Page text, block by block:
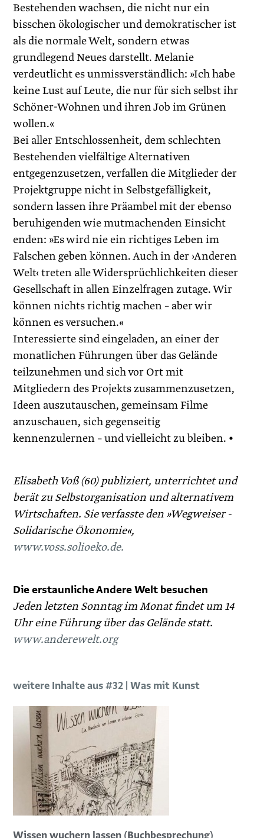
Bestehenden wachsen, die nicht nur ein
bisschen ökologischer und demokratischer ist
als die normale Welt, sondern etwas
grundlegend Neues darstellt. Melanie
verdeutlicht es unmissverständlich: »Ich habe
keine Lust auf Leute, die nur für sich selbst ihr
Schöner-Wohnen und ihren Job im Grünen
wollen.«
Bei aller Entschlossenheit, dem schlechten
Bestehenden vielfältige Alter­nativen
entgegenzusetzen, verfallen die Mitglieder der
Projektgruppe nicht in Selbstgefälligkeit,
sondern lassen ihre Präambel mit der ebenso
beruhigenden wie mutmachenden Einsicht
enden: »Es wird nie ein richtiges Leben im
Falschen geben können. Auch in der ›Anderen
Welt‹ treten alle Widersprüchlichkeiten dieser
Gesellschaft in allen Einzelfragen zutage. Wir
können nichts richtig machen – aber wir
können es versuchen.«
Interessierte sind eingeladen, an einer der
monatlichen Führungen über das Gelände
teilzunehmen und sich vor Ort mit
Mitgliedern des Projekts zusammenzusetzen,
Ideen auszutauschen, gemeinsam Filme
anzuschauen, sich gegenseitig
kennenzulernen – und vielleicht zu bleiben. •
Elisabeth Voß (60) publiziert, unterrichtet und
berät zu Selbstorganisation und alternativem
Wirtschaften. Sie verfasste den »Wegweiser ­
Solidarische Ökonomie«,
www.voss.solioeko.de.
Die erstaunliche Andere Welt besuchen
Jeden letzten Sonntag im Monat findet um 14
Uhr eine Führung über das Gelände statt.
www.anderewelt.org
weitere Inhalte aus #32 | Was mit Kunst
Wissen wuchern lassen (Buchbesprechung)